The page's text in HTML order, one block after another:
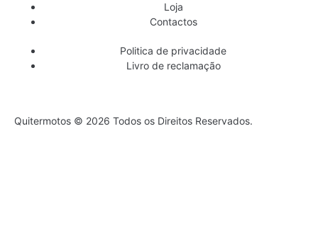
Loja
Contactos
Politica de privacidade
Livro de reclamação
Quitermotos © 2026 Todos os Direitos Reservados.